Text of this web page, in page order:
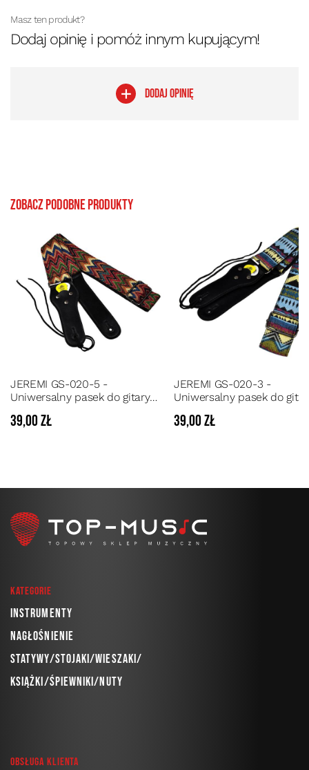
Masz ten produkt?
Dodaj opinię i pomóż innym kupującym!
DODAJ OPINIĘ
Zobacz podobne produkty
JEREMI GS-020-5 -
Uniwersalny pasek do gitary
basowej
39,00 zł
JEREMI GS-020-3 -
Uniwersalny pasek do
basowej
39,00 zł
Kategorie
Instrumenty
Nagłośnienie
Statywy/Stojaki/Wieszaki/
Książki/Śpiewniki/Nuty
Obsługa klienta